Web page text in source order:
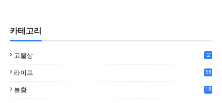
카테고리
고물상 2
라이프 58
불황
18